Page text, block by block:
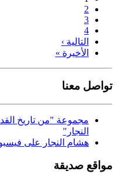
2
3
4
التالية ›
الأخيرة »
تواصل معنا
مجموعة "من تاريخ
النجار"
هشام النجار على
مواقع صديقة